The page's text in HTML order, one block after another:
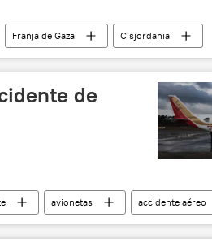
Franja de Gaza
Cisjordania
🌍 Oriente Medio
de
avionetas accidente aéreo